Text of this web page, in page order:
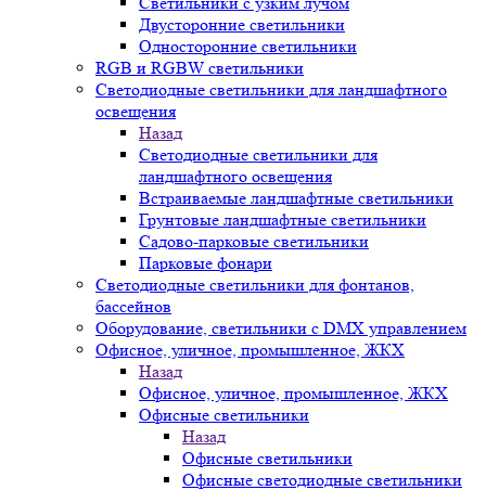
Двусторонние светильники
Односторонние светильники
RGB и RGBW светильники
Светодиодные светильники для ландшафтного
освещения
Назад
Светодиодные светильники для
ландшафтного освещения
Встраиваемые ландшафтные светильники
Грунтовые ландшафтные светильники
Садово-парковые светильники
Парковые фонари
Светодиодные светильники для фонтанов,
бассейнов
Оборудование, светильники с DMX управлением
Офисное, уличное, промышленное, ЖКХ
Назад
Офисное, уличное, промышленное, ЖКХ
Офисные светильники
Назад
Офисные светильники
Офисные светодиодные светильники